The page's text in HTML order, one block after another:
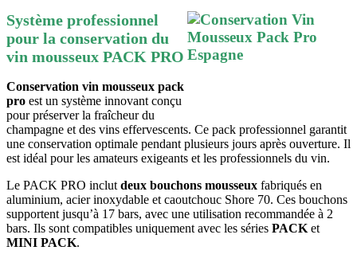
Système professionnel
pour la conservation du
vin mousseux PACK PRO
Conservation vin mousseux pack
pro est un système innovant conçu
pour préserver la fraîcheur du
champagne et des vins effervescents. Ce pack professionnel garantit
une conservation optimale pendant plusieurs jours après ouverture. Il
est idéal pour les amateurs exigeants et les professionnels du vin.
Le PACK PRO inclut deux bouchons mousseux fabriqués en
aluminium, acier inoxydable et caoutchouc Shore 70. Ces bouchons
supportent jusqu’à 17 bars, avec une utilisation recommandée à 2
bars. Ils sont compatibles uniquement avec les séries PACK et
MINI PACK.